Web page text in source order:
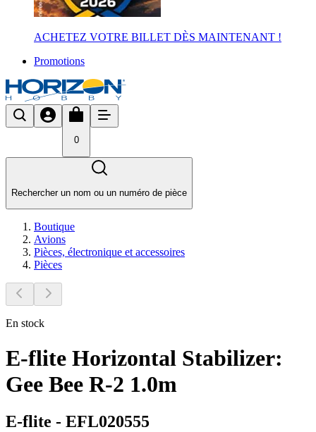
ACHETEZ VOTRE BILLET DÈS MAINTENANT !
Promotions
0
Rechercher un nom ou un numéro de pièce
Boutique
Avions
Pièces, électronique et accessoires
Pièces
En stock
E-flite Horizontal Stabilizer:
Gee Bee R-2 1.0m
E-flite - EFL020555